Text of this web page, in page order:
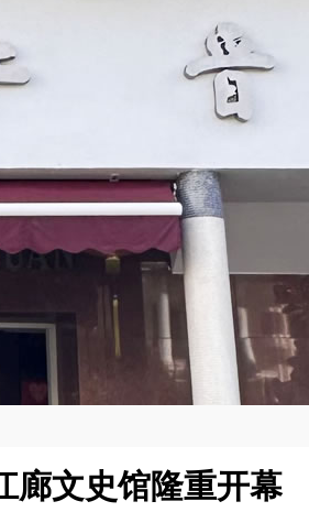
廊文史馆隆重开幕